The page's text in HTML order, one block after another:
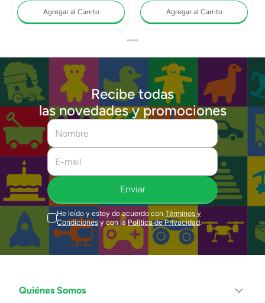
Agregar al Carrito Agregar al Carrito
Recibe todas
las novedades y promociones
Enviar
He leído y estoy de acuerdo con Términos y
Condiciones y con la Política de Privacidad.
Quiénes Somos